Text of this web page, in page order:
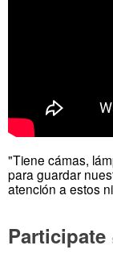
"Tiene cámas,
para guardar
atención a estos
Participate